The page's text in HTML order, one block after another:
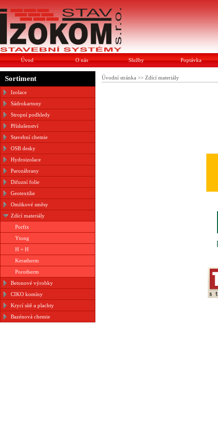
Úvod O nás Služby Poptávka
Sortiment
Izolace
Sádrokartony
Stropní podhledy
Příslušenství
Stavební chemie
OSB desky
Hydroizolace
Parozábrany
Difuzní folie
Geotextilie
Omítkové směsy
Zdící materiály
Porfix
Ytong
H + H
Keratherm
Porotherm
Betonové výrobky
CIKO komíny
Krycí sítě a plachty
Bazénová chemie
Úvodní stránka >> Zdící materiály